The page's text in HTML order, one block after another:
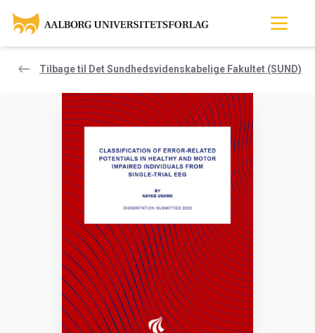
Tilbage til Det Sundhedsvidenskabelige Fakultet (SUND)